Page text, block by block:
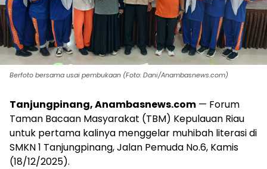
Berfoto bersama usai pembukaan (Foto: Dani/Anambasnews.com)
Tanjungpinang, Anambasnews.com — Forum
Taman Bacaan Masyarakat (TBM) Kepulauan Riau
untuk pertama kalinya menggelar muhibah literasi di
SMKN 1 Tanjungpinang, Jalan Pemuda No.6, Kamis
(18/12/2025).